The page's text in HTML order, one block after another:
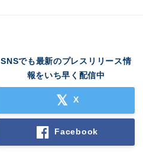
SNSでも最新のプレスリリース情
報をいち早く配信中
X
Facebook